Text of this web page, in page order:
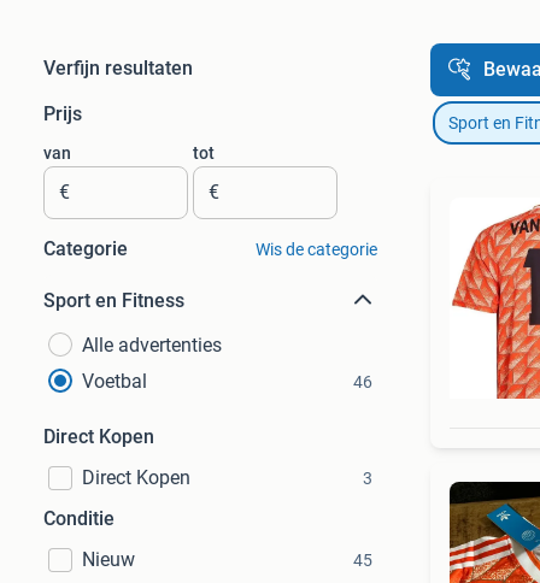
Verfijn resultaten
Prijs
van
€
tot
€
Categorie Wis de categorie
Sport en Fitness
Alle advertenties
Voetbal
46
Direct Kopen
Direct Kopen
3
Conditie
Nieuw
45
Sport en